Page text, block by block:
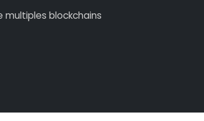
blockchains